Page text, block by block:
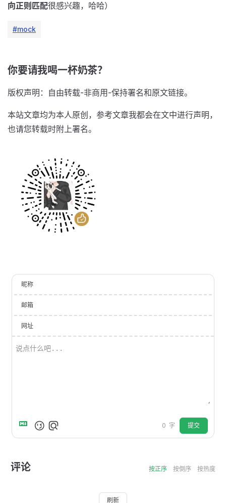
向正则匹配很感兴趣，哈哈）
#mock
你要请我喝一杯奶茶？
版权声明：自由转载-非商用-保持署名和原文链接。
本站文章均为本人原创，参考文章我都会在文中进行声明，
也请您转载时附上署名。
昵称
邮箱
网址
0 字 提交
评论 按正序 按倒序 按热度
刷新